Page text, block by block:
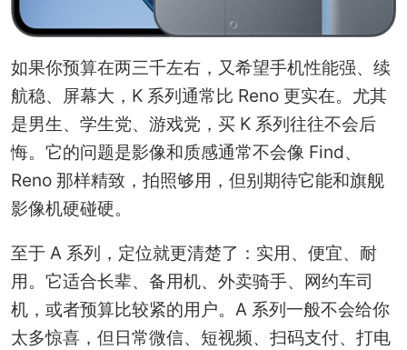
如果你预算在两三千左右，又希望手机性能强、续
航稳、屏幕大，K 系列通常比 Reno 更实在。尤其
是男生、学生党、游戏党，买 K 系列往往不会后
悔。它的问题是影像和质感通常不会像 Find、
Reno 那样精致，拍照够用，但别期待它能和旗舰
影像机硬碰硬。
至于 A 系列，定位就更清楚了：实用、便宜、耐
用。它适合长辈、备用机、外卖骑手、网约车司
机，或者预算比较紧的用户。A 系列一般不会给你
太多惊喜，但日常微信、短视频、扫码支付、打电